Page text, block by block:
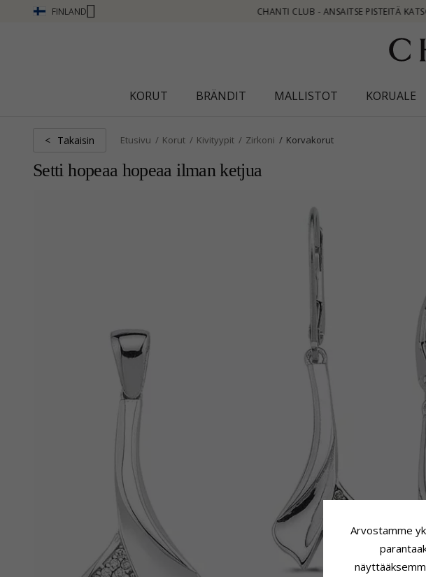
FINLAND
CHANTI CLUB - ANSAITSE PISTEITÄ KATSO LISÄÄ - NAPSAUTA TÄSTÄ
KORUT BRÄNDIT MALLISTOT KORUALE
< Takaisin Etusivu Korut Kivityypit Zirkoni Korvakorut
Setti hopeaa hopeaa ilman ketjua
Arvostamme